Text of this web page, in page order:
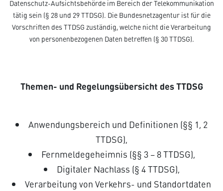
Datenschutz-Aufsichtsbehörde im Bereich der Telekommunikation
tätig sein (§ 28 und 29 TTDSG). Die Bundesnetzagentur ist für die
Vorschriften des TTDSG zuständig, welche nicht die Verarbeitung
von personenbezogenen Daten betreffen (§ 30 TTDSG).
Themen- und Regelungsübersicht des TTDSG
Anwendungsbereich und Definitionen (§§ 1, 2
TTDSG),
Fernmeldegeheimnis (§§ 3 – 8 TTDSG),
Digitaler Nachlass (§ 4 TTDSG),
Verarbeitung von Verkehrs- und Standortdaten